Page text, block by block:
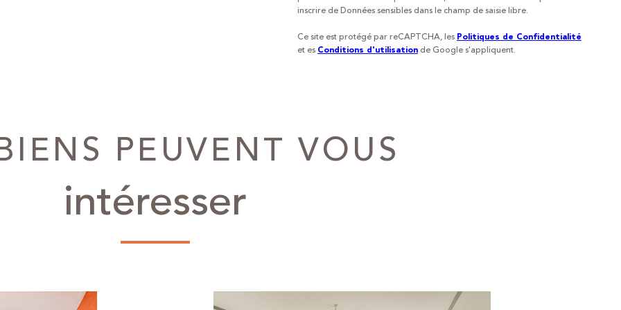
inscrire de Données sensibles dans le champ de saisie libre.
Ce site est protégé par reCAPTCHA, les Politiques de Confidentialité
et es Conditions d'utilisation de Google s'appliquent.
BIENS PEUVENT VOUS
intéresser